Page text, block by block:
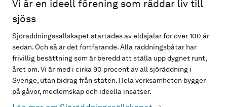
Vi är en ideell förening som räddar liv till
sjöss
Sjöräddningssällskapet startades av eldsjälar för över 100 år
sedan. Och så är det fortfarande. Alla räddningsbåtar har
frivillig besättning som är beredd att ställa upp dygnet runt,
året om. Vi är med i cirka 90 procent av all sjöräddning i
Sverige, utan bidrag från staten. Hela verksamheten bygger
på gåvor, medlemskap och ideella insatser.